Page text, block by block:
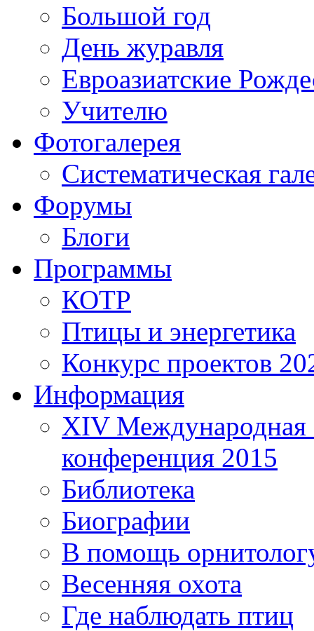
Большой год
День журавля
Евроазиатские
Учителю
Фотогалерея
Систематическая
Форумы
Блоги
Программы
КОТР
Птицы и энергетика
Конкурс проектов
Информация
XIV Международная
конференция 2015
Библиотека
Биографии
В помощь
Весенняя охота
Где наблюдать птиц